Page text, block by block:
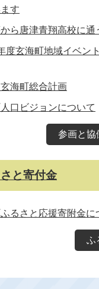
す
ら唐津青翔高校に通
度玄海町地域イベン
海町総合計画
口ビジョンについて
参画と協
と寄付金
るさと応援寄附金に
ふ